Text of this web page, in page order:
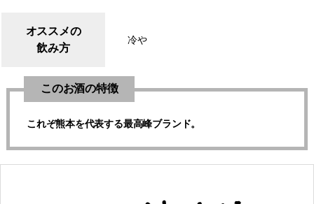
オススメの
飲み方
冷や
このお酒の特徴
これぞ熊本を代表する最高峰ブランド。